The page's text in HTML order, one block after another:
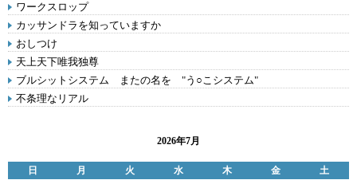
ワークスロップ
カッサンドラを知っていますか
おしつけ
天上天下唯我独尊
ブルシットシステム またの名を "う○こシステム"
不条理なリアル
2026年7月
日 月 火 水 木 金
土